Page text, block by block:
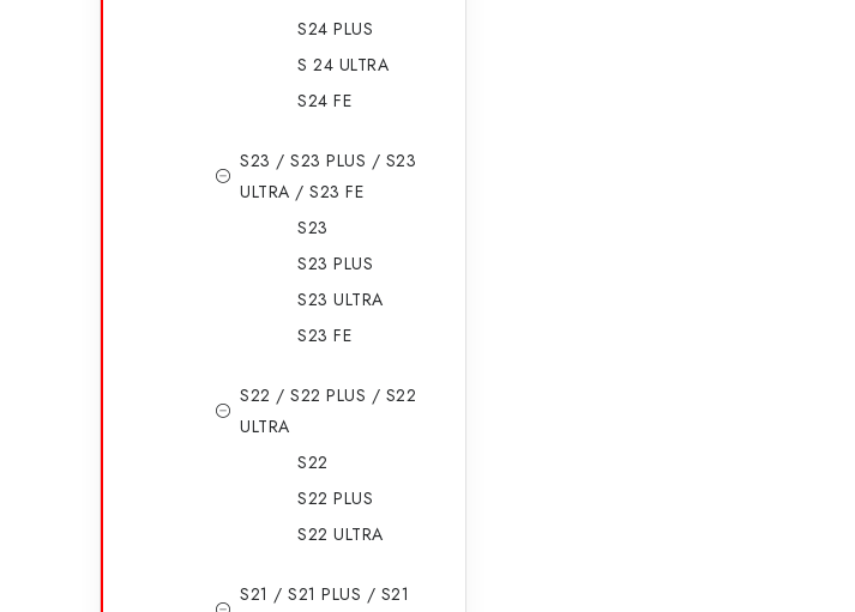
S24 PLUS
S 24 ULTRA
S24 FE
S23 / S23 PLUS / S23
ULTRA / S23 FE
S23
S23 PLUS
S23 ULTRA
S23 FE
S22 / S22 PLUS / S22
ULTRA
S22
S22 PLUS
S22 ULTRA
S21 / S21 PLUS / S21